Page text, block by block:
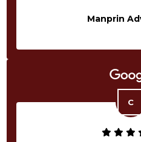
Manprin